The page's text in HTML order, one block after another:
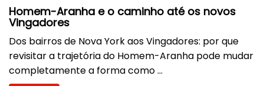
Homem-Aranha e o caminho até os novos
Vingadores
Dos bairros de Nova York aos Vingadores: por que
revisitar a trajetória do Homem-Aranha pode mudar
completamente a forma como ...